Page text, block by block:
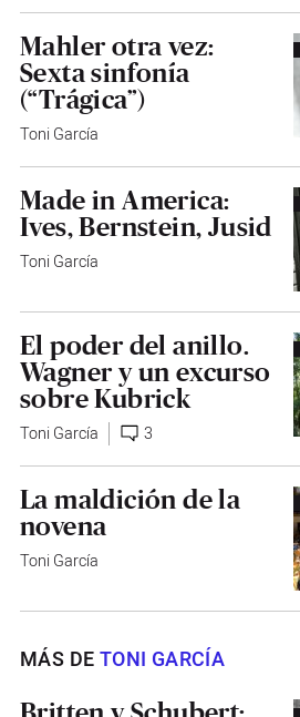
Mahler otra vez:
Sexta sinfonía
(“Trágica”)
Toni García
Made in America:
Ives, Bernstein, Jusid
Toni García
El poder del anillo.
Wagner y un excurso
sobre Kubrick
Toni García 3
La maldición de la
novena
Toni García
MÁS DETONI GARCÍA